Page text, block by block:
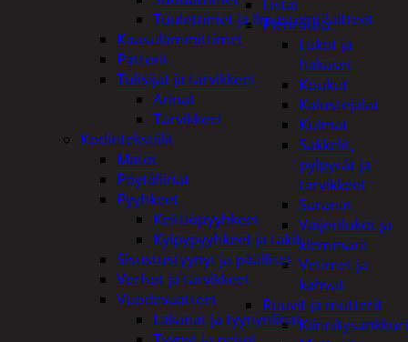
Listat
Pienrauta
Lukot ja
hakaset
Koukut
Kalustejalat
Kulmat
Sakkelit,
pylpyrät ja
tarvikkeet
Saranat
Vaijerilukot ja
klemmarit
Vetimet ja
kahvat
Ruuvit ja mutterit
Tuulettimet ja Ilmastointilaitteet
Kaasulämmittimet
Patterit
Tulisijat ja tarvikkeet
Arinat
Tarvikkeet
Kodintekstiilit
Matot
Pöytäliinat
Pyyhkeet
Keittiöpyyhkeet
Kylpypyyhkeet ja takit
Sisustustyynyt ja päälliset
Verhot ja tarvikkeet
Vuodevaatteet
Lakanat ja tyynynlinat